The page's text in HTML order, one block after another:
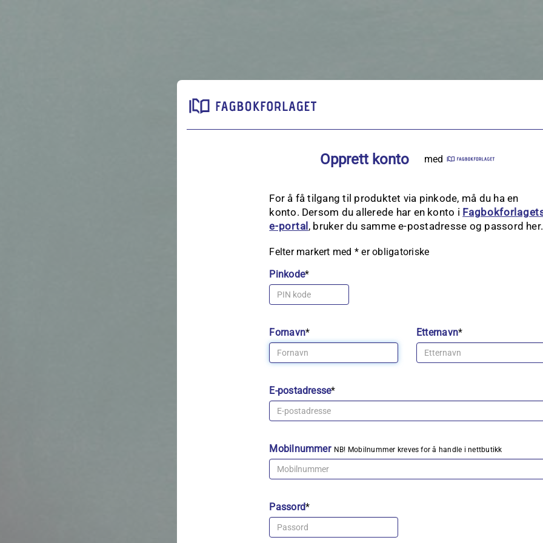
Opprett konto med
For å få tilgang til produktet via pinkode, må du ha en
konto. Dersom du allerede har en konto i
e‑portal, bruker du samme e-postadresse og passord her.
Felter markert med * er obligatoriske
Pinkode*
Fornavn* Etternavn*
E-postadresse*
Mobilnummer NB! Mobilnummer kreves for å handle i nettbutikk
Passord*